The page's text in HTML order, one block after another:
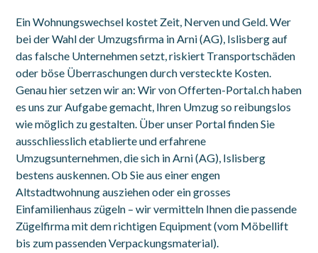
Ein Wohnungswechsel kostet Zeit, Nerven und Geld. Wer
bei der Wahl der Umzugsfirma in Arni (AG), Islisberg auf
das falsche Unternehmen setzt, riskiert Transportschäden
oder böse Überraschungen durch versteckte Kosten.
Genau hier setzen wir an: Wir von Offerten-Portal.ch haben
es uns zur Aufgabe gemacht, Ihren Umzug so reibungslos
wie möglich zu gestalten. Über unser Portal finden Sie
ausschliesslich etablierte und erfahrene
Umzugsunternehmen, die sich in Arni (AG), Islisberg
bestens auskennen. Ob Sie aus einer engen
Altstadtwohnung ausziehen oder ein grosses
Einfamilienhaus zügeln – wir vermitteln Ihnen die passende
Zügelfirma mit dem richtigen Equipment (vom Möbellift
bis zum passenden Verpackungsmaterial).